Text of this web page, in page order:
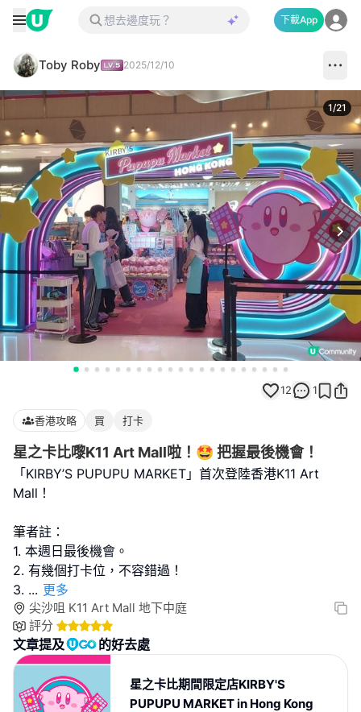
下載App
Toby Roby 2025/12/10
1/21
12 1
香港攻略 買 打卡
星之卡比嚟K11 Art Mall啦！🤩 把握最後機會！
「KIRBY’S PUPUPU MARKET」首次登陸香港K11 Art
Mall！
筆者註：
1. 本週日最後機會。
2. 有幾個打卡位，不容錯過！
3. ... 更多
尖沙咀 K11 Art Mall 地下中庭
評分
文章提及 的好去處
星之卡比期間限定店KIRBY'S
PUPUPU MARKET in Hong Kong